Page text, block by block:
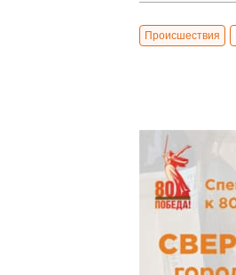
Происшествия